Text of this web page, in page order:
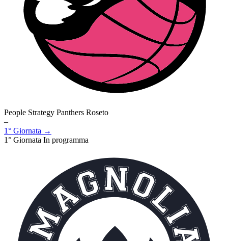
People Strategy Panthers Roseto
–
1° Giornata →
1° Giornata In programma